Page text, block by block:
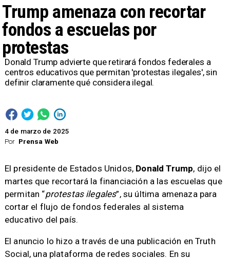
Por Prensa Web
Trump amenaza con recortar
fondos a escuelas por
protestas
4 de marzo de 2025
Donald Trump advierte que retirará fondos federales a
centros educativos que permitan 'protestas ilegales', sin
definir claramente qué considera ilegal.
El presidente de Estados Unidos, Donald Trump, dijo el
martes que recortará la financiación a las escuelas que
permitan “protestas ilegales”, su última amenaza para
cortar el flujo de fondos federales al sistema
educativo del país.
El anuncio lo hizo a través de una publicación en Truth
Social, una plataforma de redes sociales. En su